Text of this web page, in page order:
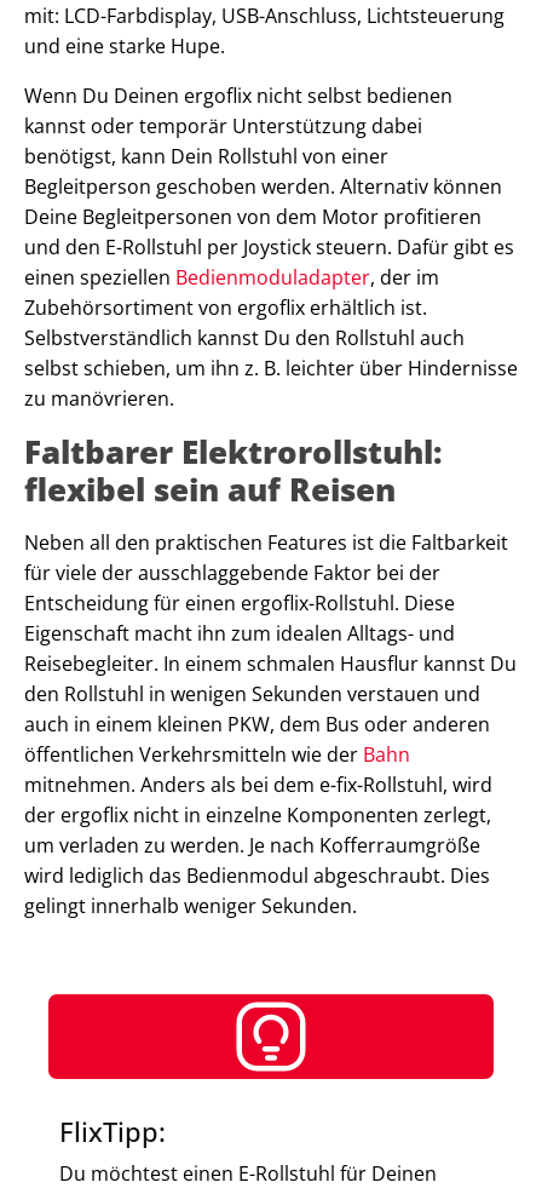
mit: LCD-Farbdisplay, USB-Anschluss, Lichtsteuerung
und eine starke Hupe.
Wenn Du Deinen ergoflix nicht selbst bedienen
kannst oder temporär Unterstützung dabei
benötigst, kann Dein Rollstuhl von einer
Begleitperson geschoben werden. Alternativ können
Deine Begleitpersonen von dem Motor profitieren
und den E-Rollstuhl per Joystick steuern. Dafür gibt es
einen speziellen Bedienmoduladapter, der im
Zubehörsortiment von ergoflix erhältlich ist.
Selbstverständlich kannst Du den Rollstuhl auch
selbst schieben, um ihn z. B. leichter über Hindernisse
zu manövrieren.
Faltbarer Elektrorollstuhl:
flexibel sein auf Reisen
Neben all den praktischen Features ist die Faltbarkeit
für viele der ausschlaggebende Faktor bei der
Entscheidung für einen ergoflix-Rollstuhl. Diese
Eigenschaft macht ihn zum idealen Alltags- und
Reisebegleiter. In einem schmalen Hausflur kannst Du
den Rollstuhl in wenigen Sekunden verstauen und
auch in einem kleinen PKW, dem Bus oder anderen
öffentlichen Verkehrsmitteln wie der Bahn
mitnehmen. Anders als bei dem e-fix-Rollstuhl, wird
der ergoflix nicht in einzelne Komponenten zerlegt,
um verladen zu werden. Je nach Kofferraumgröße
wird lediglich das Bedienmodul abgeschraubt. Dies
gelingt innerhalb weniger Sekunden.
FlixTipp:
Du möchtest einen E-Rollstuhl für Deinen